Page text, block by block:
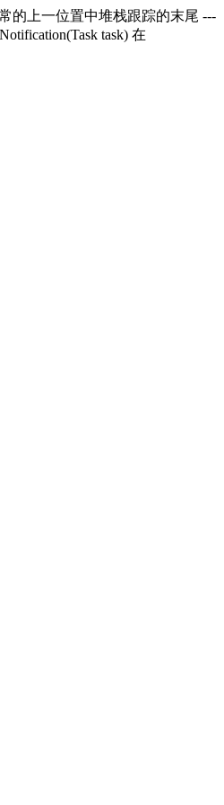
的上一位置中堆栈跟踪的末尾 ---
task) 在